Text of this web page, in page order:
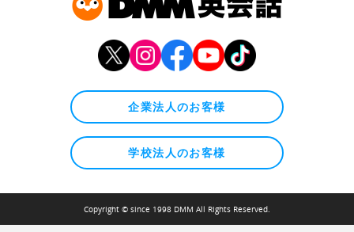
企業法人のお客様
学校法人のお客様
Copyright © since 1998 DMM All Rights Reserved.